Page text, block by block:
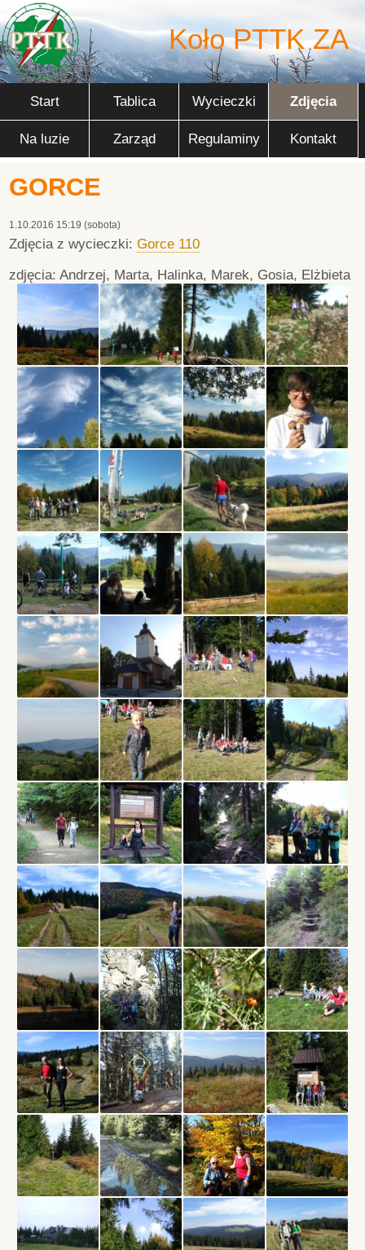
Koło PTTK ZA
Start Tablica Wycieczki Zdjęcia
Na luzie Zarząd Regulaminy Kontakt
GORCE
1.10.2016 15:19 (sobota)
Zdjęcia z wycieczki:Gorce 110
zdjęcia: Andrzej, Marta, Halinka, Marek, Gosia, Elżbieta